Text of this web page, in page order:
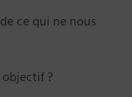
ce qui ne nous
?